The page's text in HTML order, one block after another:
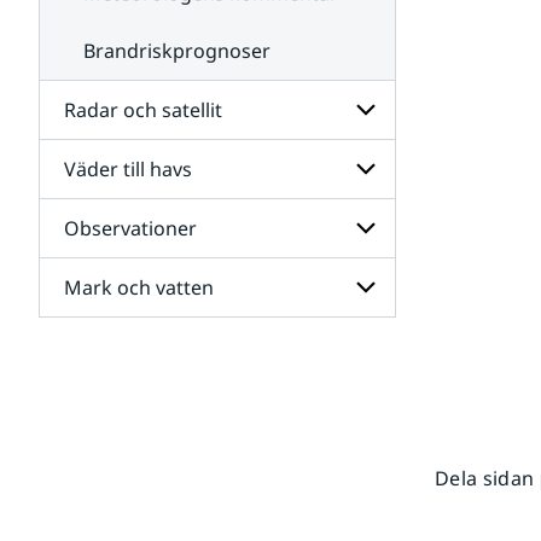
Brandriskprognoser
Radar och satellit
Undersidor
för
Radar
och
satellit
Väder till havs
Undersidor
för
Väder
till
havs
Observationer
Undersidor
för
Mark och vatten
Dela sidan